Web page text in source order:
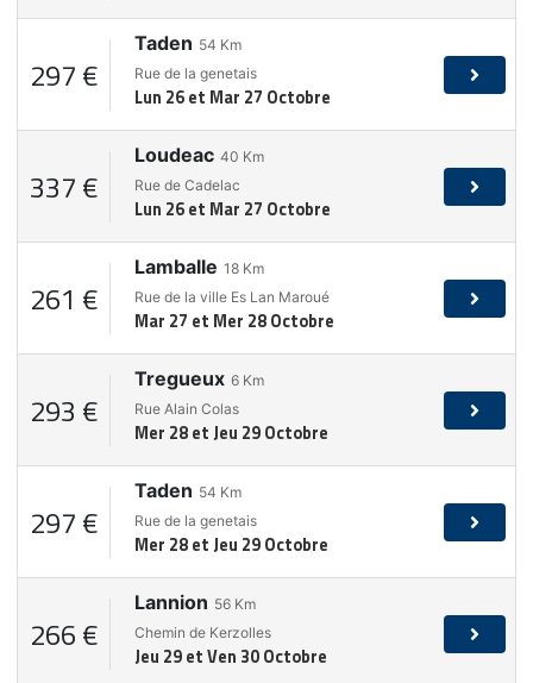
297 €
Taden 54 Km
Rue de la genetais
Lun 26 et Mar 27 Octobre
337 €
Loudeac 40 Km
Rue de Cadelac
Lun 26 et Mar 27 Octobre
261 €
Lamballe 18 Km
Rue de la ville Es Lan Maroué
Mar 27 et Mer 28 Octobre
293 €
Tregueux 6 Km
Rue Alain Colas
Mer 28 et Jeu 29 Octobre
297 €
Taden 54 Km
Rue de la genetais
Mer 28 et Jeu 29 Octobre
266 €
Lannion 56 Km
Chemin de Kerzolles
Jeu 29 et Ven 30 Octobre